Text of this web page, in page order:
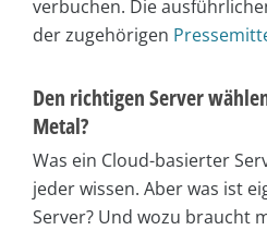
verbuchen. Die
der zugehörigen
Den richtigen Server
Metal?
Was ein Cloud-basierter
jeder wissen. Aber was ist
Server? Und wozu braucht